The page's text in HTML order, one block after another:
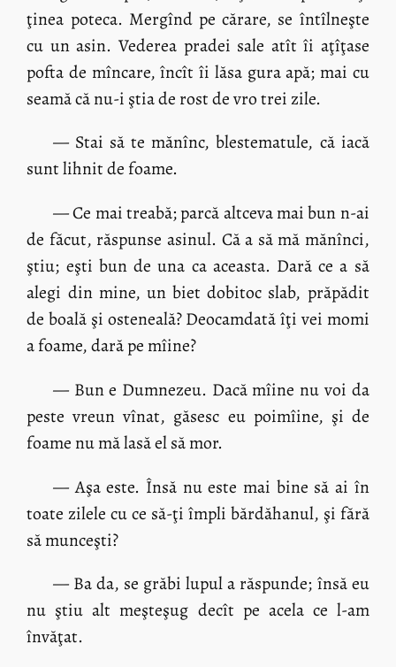
ţinea poteca. Mergînd pe cărare, se întîlneşte
cu un asin. Vederea pradei sale atît îi aţîţase
pofta de mîncare, încît îi lăsa gura apă; mai cu
seamă că nu-i ştia de rost de vro trei zile.
— Stai să te mănînc, blestematule, că iacă
sunt lihnit de foame.
— Ce mai treabă; parcă altceva mai bun n-ai
de făcut, răspunse asinul. Că a să mă mănînci,
ştiu; eşti bun de una ca aceasta. Dară ce a să
alegi din mine, un biet dobitoc slab, prăpădit
de boală şi osteneală? Deocamdată îţi vei momi
a foame, dară pe mîine?
— Bun e Dumnezeu. Dacă mîine nu voi da
peste vreun vînat, găsesc eu poimîine, şi de
foame nu mă lasă el să mor.
— Aşa este. Însă nu este mai bine să ai în
toate zilele cu ce să-ţi împli bărdăhanul, şi fără
să munceşti?
— Ba da, se grăbi lupul a răspunde; însă eu
nu ştiu alt meşteşug decît pe acela ce l-am
învăţat.